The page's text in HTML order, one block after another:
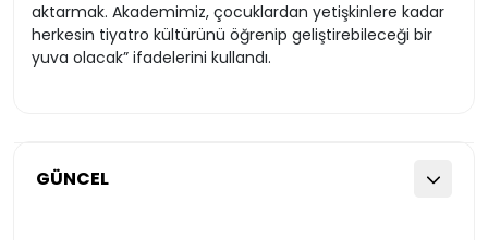
GÜNCEL
aktarmak. Akademimiz, çocuklardan yetişkinlere kadar
herkesin tiyatro kültürünü öğrenip geliştirebileceği bir
yuva olacak” ifadelerini kullandı.